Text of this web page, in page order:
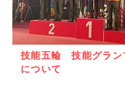
技能五輪 技能グラン
について